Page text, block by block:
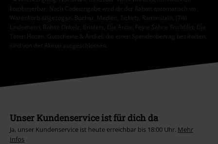
kombinierbar. Nach Codeeingabe wird dir der Rabatt automatisch im
Warenkorb abgezogen. Bücher, Medien, Tickets, Rammstein, (Till)
Lindemann, Böhse Onkelz, Broilers, Die Ärzte, Feine Sahne Fischfilet, Die
Toten Hosen, Gutscheine & Artikel, die einen Spendenbeitrag beinhalten,
sind von der Aktion ausgeschlossen.
Unser Kundenservice ist für dich da
Ja, unser Kundenservice ist heute erreichbar bis 18:00 Uhr. Mehr
Infos